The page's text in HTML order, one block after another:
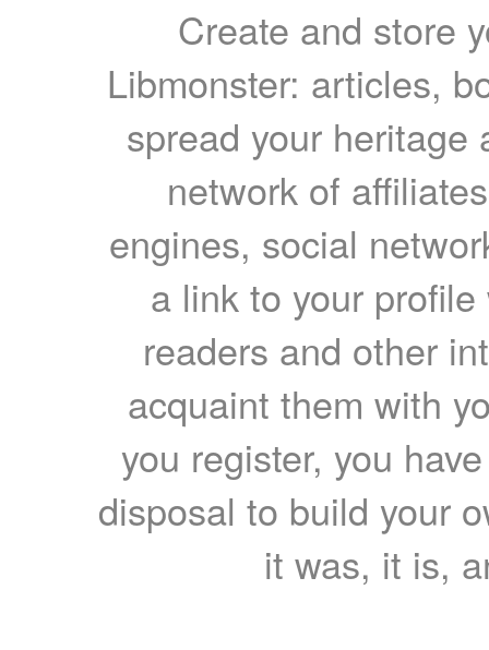
Create and store
Libmonster: articles,
spread your heritage
network of
engines, social
a link to your
readers and other
acquaint them with
you register, you
disposal to build your
it was, it is,